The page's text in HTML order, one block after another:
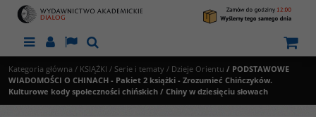
MenuPanelLangSzukaj
Kategoria główna / KSIĄŻKI / Serie i tematy / Dzieje Orientu / PODSTAWOWE
WIADOMOŚCI O CHINACH - Pakiet 2 książki - Zrozumieć Chińczyków.
Kulturowe kody społeczności chińskich / Chiny w dziesięciu słowach